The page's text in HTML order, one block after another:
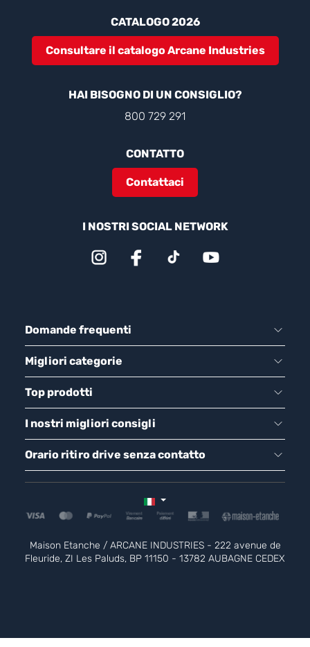
CATALOGO 2026
Consultare il catalogo Arcane Industries
HAI BISOGNO DI UN CONSIGLIO?
800 729 291
CONTATTO
Contattaci
I NOSTRI SOCIAL NETWORK
Domande frequenti
Migliori categorie
Top prodotti
I nostri migliori consigli
Orario ritiro drive senza contatto
Maison Etanche / ARCANE INDUSTRIES - 222 avenue de
Fleuride, ZI Les Paluds, BP 11150 - 13782 AUBAGNE CEDEX